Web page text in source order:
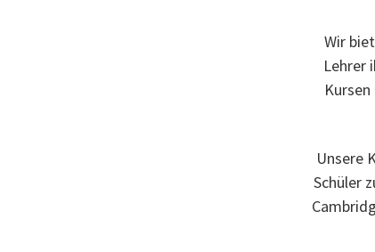
Wir
Lehrer
Unsere
Schüler